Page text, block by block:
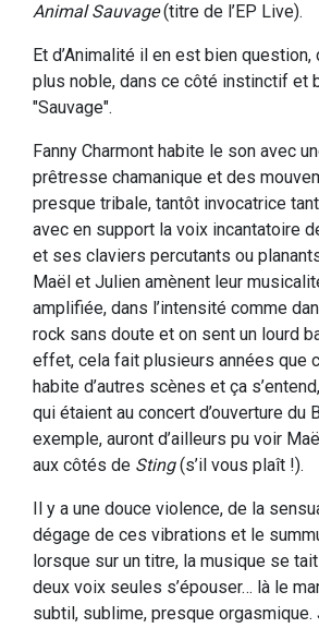
Animal Sauvage(titre de l’EP Live).
Et d’Animalité il en est bien
plus noble, dans ce côté instinctif et
"Sauvage".
Fanny Charmont habite le son avec
prêtresse chamanique et des
presque tribale, tantôt invocatrice
avec en support la voix incantatoire
et ses claviers percutants ou
Maël et Julien amènent leur
amplifiée, dans l’intensité comme
rock sans doute et on sent un lourd
effet, cela fait plusieurs années que
habite d’autres scènes et ça
qui étaient au concert d’ouverture du
exemple, auront d’ailleurs pu voir
aux côtés de Sting(s’il vous plaît !).
Il y a une douce violence, de la
dégage de ces vibrations et le
lorsque sur un titre, la musique se
deux voix seules s’épouser… là le
subtil, sublime, presque orgasmique.